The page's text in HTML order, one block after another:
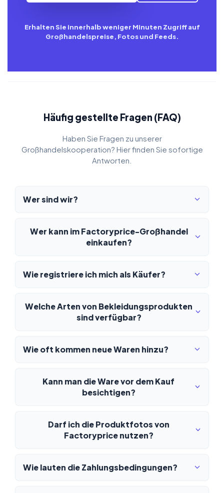
Erhalten Sie innerhalb weniger Minuten Zugriff auf
Großhandelspreise, Fotos und Feeds.
Häufig gestellte Fragen (FAQ)
Haben Sie Fragen zu unserer
Großhandelskooperation? Hier finden Sie sofortige
Antworten.
Wer sind wir?
Wer kann im Factoryprice-Großhandel
einkaufen?
Wie registriere ich mich als Käufer?
Welche Arten von Bekleidungsprodukten
sind verfügbar?
Wie oft kommen neue Waren hinzu?
Kann man die Ware vor dem Kauf
besichtigen?
Darf ich die Produktfotos von
Factoryprice nutzen?
Wie lauten die Zahlungsbedingungen?